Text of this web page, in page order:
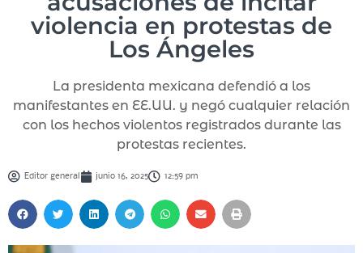
violencia en protestas de
Los Ángeles
La presidenta mexicana defendió a los
manifestantes en EE.UU. y negó cualquier relación
con los hechos violentos registrados durante las
protestas recientes.
Editor general junio 16, 2025 12:59 pm